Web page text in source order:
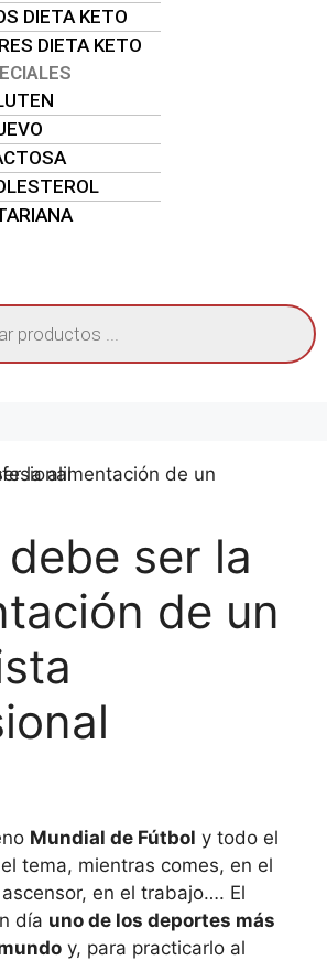
DIETA KETO
DIETA KETO
ser la
de un
Mundial de Fútbol y todo el
tema, mientras comes, en el
en el trabajo…. El
día uno de los deportes más
y, para practicarlo al